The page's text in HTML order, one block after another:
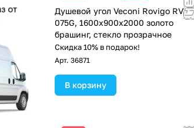
Душевой угол Veconi Rovigo RV-
075G, 1600х900х2000 золото
брашинг, стекло прозрачное
Скидка 10% в подарок!
Арт. 36871
В корзину